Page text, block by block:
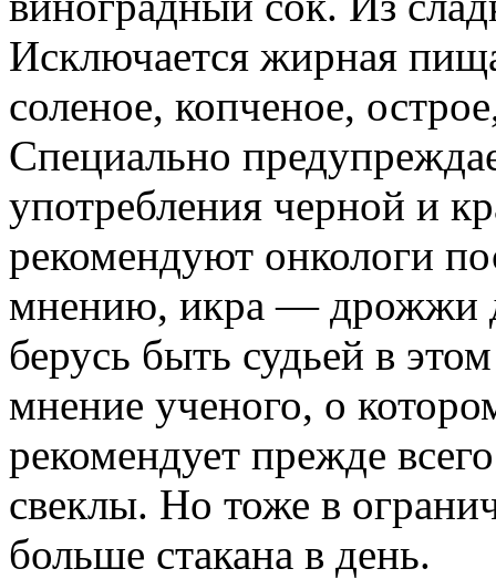
Исключается жирная
соленое, копченое,
Специально
употребления черной и
рекомендуют онкологи
мнению, икра — дрожжи
берусь быть судьей в
мнение ученого, о
рекомендует прежде
свеклы. Но тоже в
больше стакана в день.